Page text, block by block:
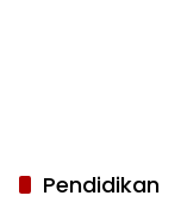
Pendidikan